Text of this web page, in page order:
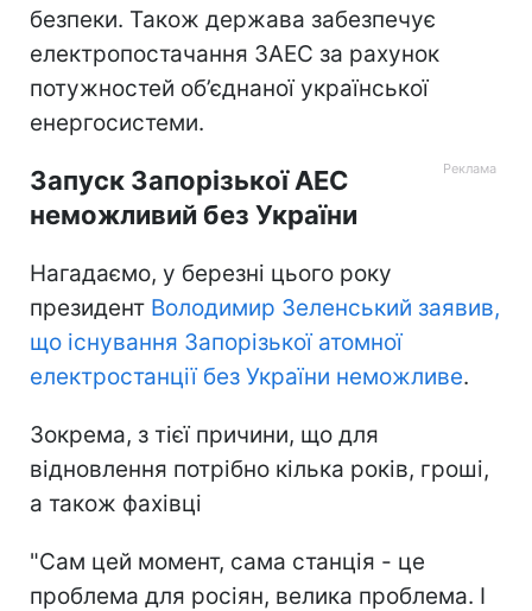
безпеки. Також держава забезпечує
електропостачання ЗАЕС за рахунок
потужностей об’єднаної української
енергосистеми.
Запуск Запорізької АЕС
неможливий без України
Нагадаємо, у березні цього року
президент Володимир Зеленський заявив,
що існування Запорізької атомної
електростанції без України неможливе.
Зокрема, з тієї причини, що для
відновлення потрібно кілька років, гроші,
а також фахівці
"Сам цей момент, сама станція - це
проблема для росіян, велика проблема. І